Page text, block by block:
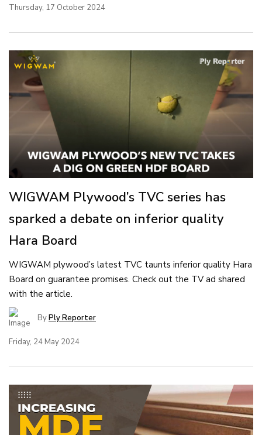
Thursday, 17 October 2024
WIGWAM Plywood’s TVC series has
sparked a debate on inferior quality
Hara Board
WIGWAM plywood’s latest TVC taunts inferior quality Hara
Board on guarantee promises. Check out the TV ad shared
with the article.
ByPly Reporter
Friday, 24 May 2024